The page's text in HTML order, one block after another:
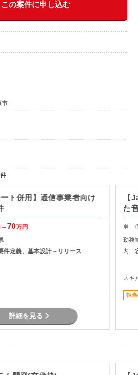
この案件に申し込む
市
ート併用】通信事業者向け
70万円
件定義、基本設計～リリース
詳細を見る
【
た
単
勤務
内
スキ
担当